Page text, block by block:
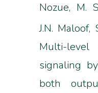
Nozue, M.
J.N. Maloof,
Multi-
signaling
both